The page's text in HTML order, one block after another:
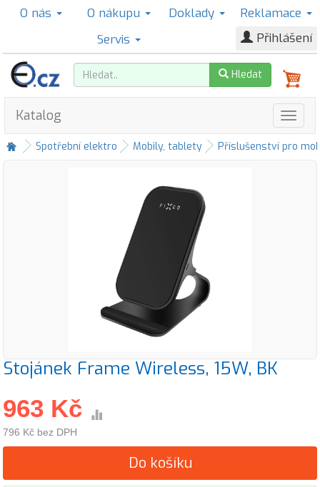
O nás O nákupu Doklady
Reklamace
Servis
Přihlášení
Hledat
Katalog
Spotřební elektro Mobily, tablety Příslušenství pro
Stojánek Frame Wireless, 15W, BK
963 Kč
796 Kč bez DPH
Do košíku